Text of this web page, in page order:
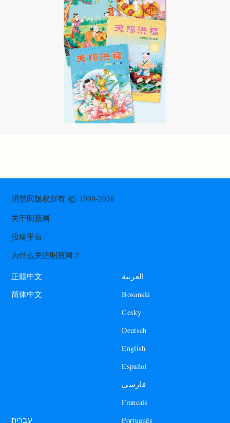
明慧网版权所有© 1999-2026
关于明慧网
投稿平台
为什么关注明慧网？
正體中文
简体中文
العربية
Bosanski
Česky
Deutsch
English
Español
فارسی
Francais
עברית
Português